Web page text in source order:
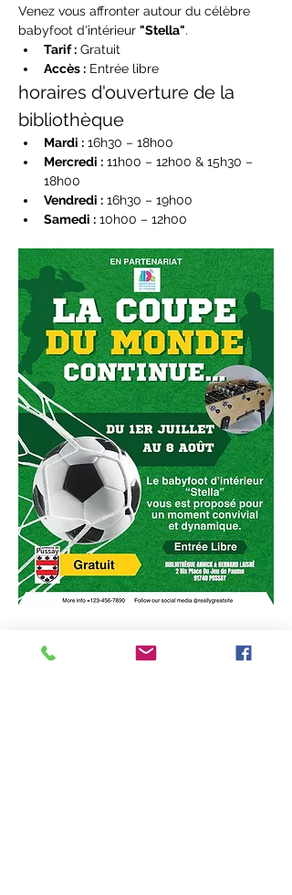
Venez vous affronter autour du célèbre
babyfoot d'intérieur "Stella".
Tarif : Gratuit
Accès : Entrée libre
horaires d'ouverture de la
bibliothèque
Mardi : 16h30 – 18h00
Mercredi : 11h00 – 12h00 & 15h30 –
18h00
Vendredi : 16h30 – 19h00
Samedi : 10h00 – 12h00